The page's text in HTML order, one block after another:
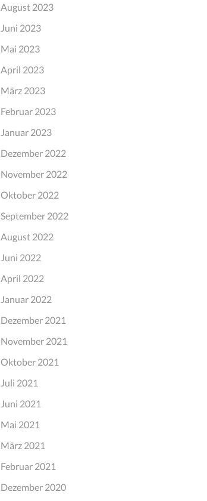
August 2023
Juni 2023
Mai 2023
April 2023
März 2023
Februar 2023
Januar 2023
Dezember 2022
November 2022
Oktober 2022
September 2022
August 2022
Juni 2022
April 2022
Januar 2022
Dezember 2021
November 2021
Oktober 2021
Juli 2021
Juni 2021
Mai 2021
März 2021
Februar 2021
Dezember 2020